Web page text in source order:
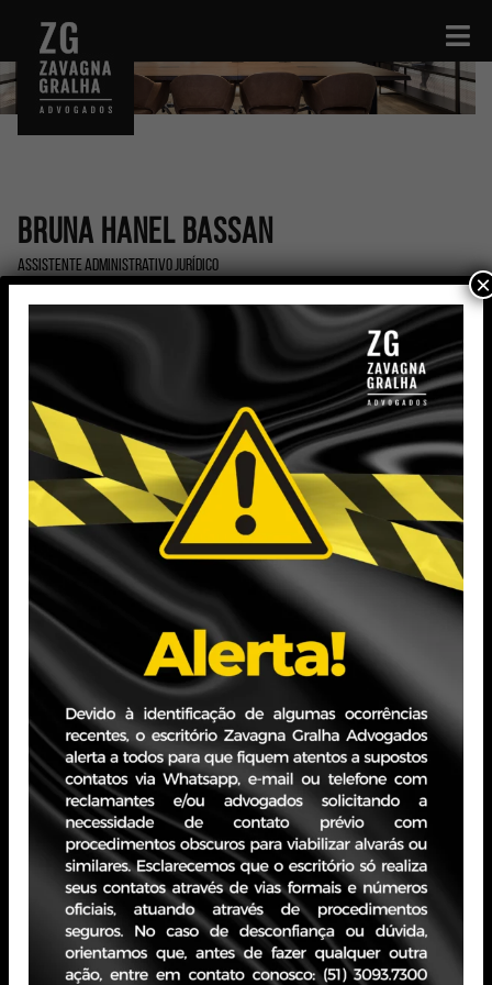
Bruna Hanel Bassan
Assistente Administrativo Jurídico
bruna.bassan@zavagnagralha.com.br
Formação
Graduada em Administração de Empresas pela
Universitário Ritter dos Reis (UniRitter)
Expereiência Profissional
Atuação concentra-se na área administrativa.
Assistente administrativo em escritório de advocacia de
Direito Empresarial, durante 8 anos.
PORTO ALEGRE - RS
Edifício JBZ
Av. Carlos Gomes, 400 - Boa Vista, 10° andar
CEP 90480-900
+55 51 3093.7300
×